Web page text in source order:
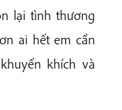
lại tình thương
ai hết em cần
khích và